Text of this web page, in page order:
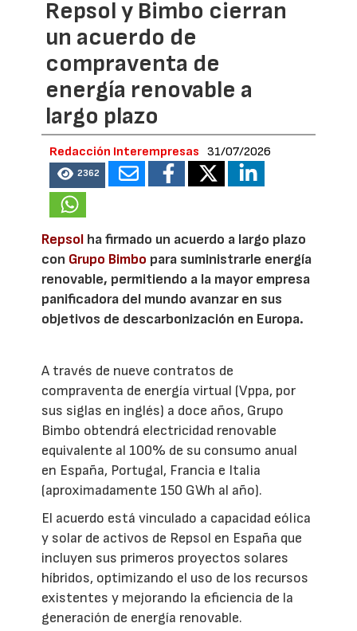
Repsol y Bimbo cierran
un acuerdo de
compraventa de
energía renovable a
largo plazo
Redacción Interempresas 31/07/2026
2362
Repsol ha firmado un acuerdo a largo plazo
con Grupo Bimbo para suministrarle energía
renovable, permitiendo a la mayor empresa
panificadora del mundo avanzar en sus
objetivos de descarbonización en Europa.
A través de nueve contratos de
compraventa de energía virtual (Vppa, por
sus siglas en inglés) a doce años, Grupo
Bimbo obtendrá electricidad renovable
equivalente al 100% de su consumo anual
en España, Portugal, Francia e Italia
(aproximadamente 150 GWh al año).
El acuerdo está vinculado a capacidad eólica
y solar de activos de Repsol en España que
incluyen sus primeros proyectos solares
híbridos, optimizando el uso de los recursos
existentes y mejorando la eficiencia de la
generación de energía renovable.